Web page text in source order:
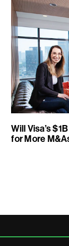
Will Visa’s
for More